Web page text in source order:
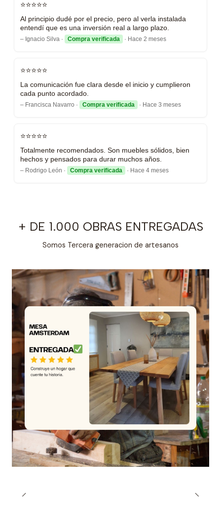
⭐⭐⭐⭐⭐
Al principio dudé por el precio, pero al verla instalada
entendí que es una inversión real a largo plazo.
– Ignacio Silva · Compra verificada · Hace 2 meses
⭐⭐⭐⭐⭐
La comunicación fue clara desde el inicio y cumplieron
cada punto acordado.
– Francisca Navarro · Compra verificada · Hace 3 meses
⭐⭐⭐⭐⭐
Totalmente recomendados. Son muebles sólidos, bien
hechos y pensados para durar muchos años.
– Rodrigo León · Compra verificada · Hace 4 meses
+ DE 1.000 OBRAS ENTREGADAS
Somos Tercera generacion de artesanos